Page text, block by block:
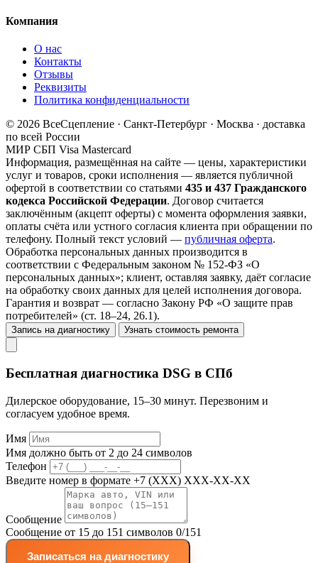
Компания
О нас
Контакты
Отзывы
Реквизиты
Политика конфиденциальности
© 2026 ВсеСцепление · Санкт-Петербург · Москва · доставка
по всей России
МИР СБП Visa Mastercard
Информация, размещённая на сайте — цены, характеристики
услуг и товаров, сроки исполнения — является публичной
офертой в соответствии со статьями 435 и 437 Гражданского
кодекса Российской Федерации. Договор считается
заключённым (акцепт оферты) с момента оформления заявки,
оплаты счёта или устного согласия клиента при обращении по
телефону. Полный текст условий — публичная оферта.
Обработка персональных данных производится в
соответствии с Федеральным законом № 152-ФЗ «О
персональных данных»; клиент, оставляя заявку, даёт согласие
на обработку своих данных для целей исполнения договора.
Гарантия и возврат — согласно Закону РФ «О защите прав
потребителей» (ст. 18–24, 26.1).
Запись на диагностику Узнать стоимость ремонта
Бесплатная диагностика DSG в СПб
Дилерское оборудование, 15–30 минут. Перезвоним и
согласуем удобное время.
Имя
Имя должно быть от 2 до 24 символов
Телефон
Введите номер в формате +7 (XXX) XXX-XX-XX
Сообщение
Сообщение от 15 до 151 символов 0/151
Записаться на диагностику